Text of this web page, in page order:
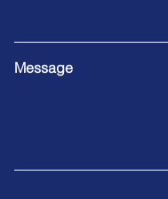
Message